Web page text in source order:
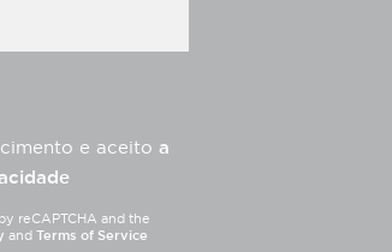
e aceito a
reCAPTCHA and the
and Terms of Service